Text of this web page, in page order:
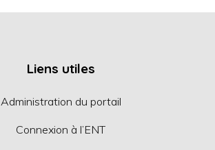
Liens utiles
Administration du portail
Connexion à l’ENT